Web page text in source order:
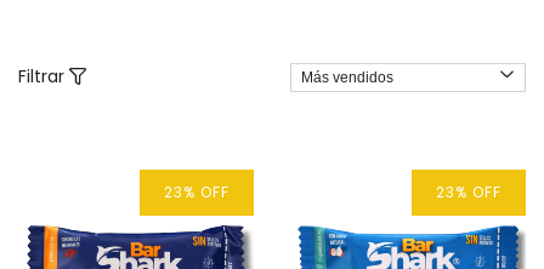
Filtrar
23% OFF 23% OFF